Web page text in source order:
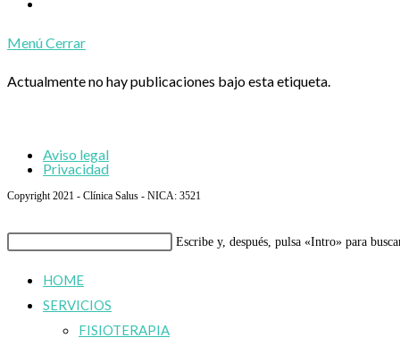
de
la
MenúCerrar
Actualmente no hay publicaciones bajo esta etiqueta.
Aviso legal
Privacidad
Copyright 2021 - Clínica Salus - NICA: 3521
Buscar
Escribe y, después, pulsa «Intro» para
HOME
SERVICIOS
FISIOTERAPIA